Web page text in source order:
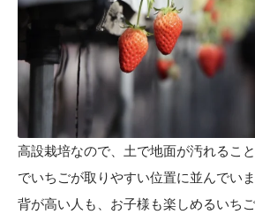
高設栽培なので、土で地面が汚れるこ
でいちごが取りやすい位置に並んでいま
背が高い人も、お子様も楽しめるいち